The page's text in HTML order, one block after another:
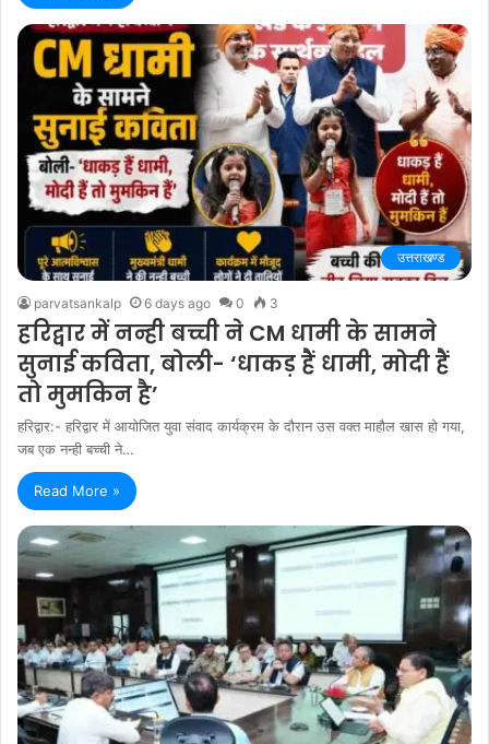
उत्तराखण्ड
parvatsankalp 6 days ago 0 3
हरिद्वार में नन्ही बच्ची ने CM धामी के सामने
सुनाई कविता, बोली- ‘धाकड़ हैं धामी, मोदी हैं
तो मुमकिन है’
हरिद्वार:- हरिद्वार में आयोजित युवा संवाद कार्यक्रम के दौरान उस वक्त माहौल खास हो गया,
जब एक नन्ही बच्ची ने…
Read More »